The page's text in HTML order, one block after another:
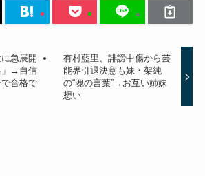
急展開
」→自信
合格で
有村藍里、誹謗中傷から芸
能界引退決意も妹・架純
の“魂の言葉”→お互い姉妹
想い